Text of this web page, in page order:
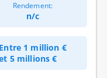
Rendement:
n/c
Entre 1 million €
5 millions €